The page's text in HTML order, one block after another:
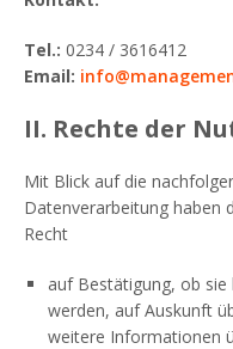
Tel.: 0234 / 3616412
Email:
II. Rechte der
Mit Blick auf die
Datenverarbeitung haben
Recht
auf Bestätigung, ob
werden, auf Auskunft
weitere Informationen